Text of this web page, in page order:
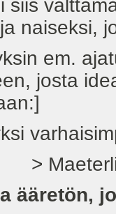
siis
naiseksi,
em.
josta
ääretön,